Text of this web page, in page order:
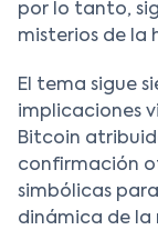
por lo tanto,
misterios de la
El tema sigue
implicaciones
Bitcoin
confirmación
simbólicas
dinámica de la